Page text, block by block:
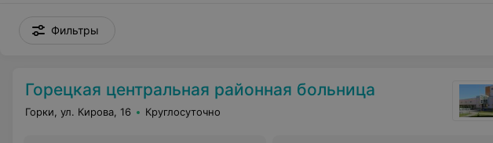
Фильтры
Горецкая центральная районная больница
Горки, ул. Кирова, 16 Круглосуточно